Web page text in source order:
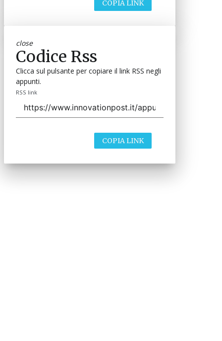
COPIA LINK
close
Codice Rss
Clicca sul pulsante per copiare il link RSS negli
appunti.
RSS link
COPIA LINK